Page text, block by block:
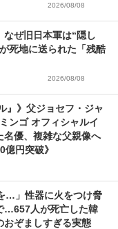
2026/08/08
なぜ旧日本軍は“隠し
死地に送られた「残酷
2026/08/08
』》父ジョセフ・ジャ
ンゴ オフィシャルイ
名優、複雑な父親像へ
円突破》
…」性器に火をつけ脅
…657人が死亡した韓
おぞましすぎる実態